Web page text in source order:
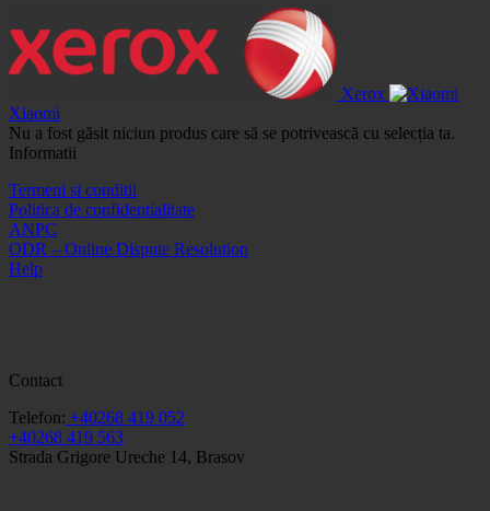
Xerox
Xiaomi
Nu a fost găsit niciun produs care să se potrivească cu selecția ta.
Informatii
Termeni si conditii
Politica de confidentialitate
ANPC
ODR – Online Dispute Resolution
Help
Contact
Telefon: +40268 419 052
+40268 419 563
Strada Grigore Ureche 14, Brasov